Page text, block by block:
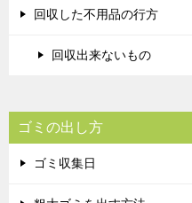
回収した不用品の行方
回収出来ないもの
ゴミの出し方
ゴミ収集日